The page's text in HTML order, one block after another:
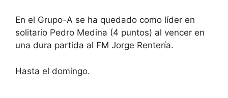
En el Grupo-A se ha quedado como líder en
solitario Pedro Medina (4 puntos) al vencer en
una dura partida al FM Jorge Rentería.
Hasta el domingo.